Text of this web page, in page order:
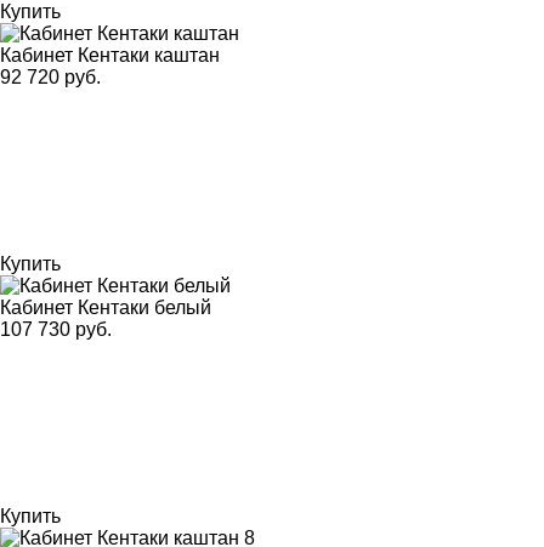
Купить
Кабинет Кентаки каштан
92 720 руб.
Купить
Кабинет Кентаки белый
107 730 руб.
Купить